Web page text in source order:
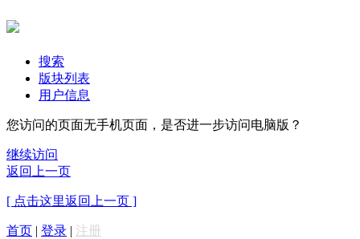
搜索
版块列表
用户信息
您访问的页面无手机页面，是否进一步访问电脑版？
继续访问
返回上一页
[ 点击这里返回上一页 ]
首页 | 登录 | 注册